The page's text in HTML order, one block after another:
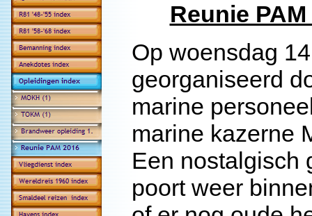
Reunie
Op woensdag
georganiseerd
marine
marine kazerne
Een nostalgisch
poort weer